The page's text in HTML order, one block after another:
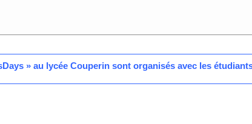
» au lycée Couperin sont organisés avec les